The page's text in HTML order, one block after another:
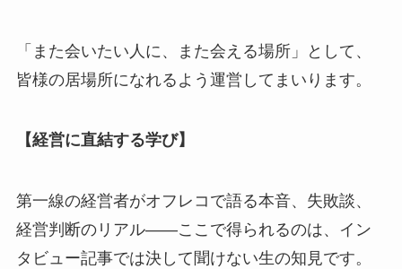
「また会いたい人に、また会える場所」として、
皆様の居場所になれるよう運営してまいります。
【経営に直結する学び】
第一線の経営者がオフレコで語る本音、失敗談、
経営判断のリアル——ここで得られるのは、イン
タビュー記事では決して聞けない生の知見です。